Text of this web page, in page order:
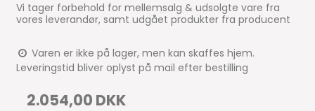
Vi tager forbehold for mellemsalg & udsolgte vare fra
vores leverandør, samt udgået produkter fra producent
Varen er ikke på lager, men kan skaffes hjem.
Leveringstid bliver oplyst på mail efter bestilling
2.054,00 DKK